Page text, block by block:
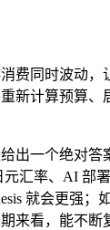
费同时波动，
新计算预算、
出一个绝对答
汇率、AI 部
就会更强；
来看，能不断